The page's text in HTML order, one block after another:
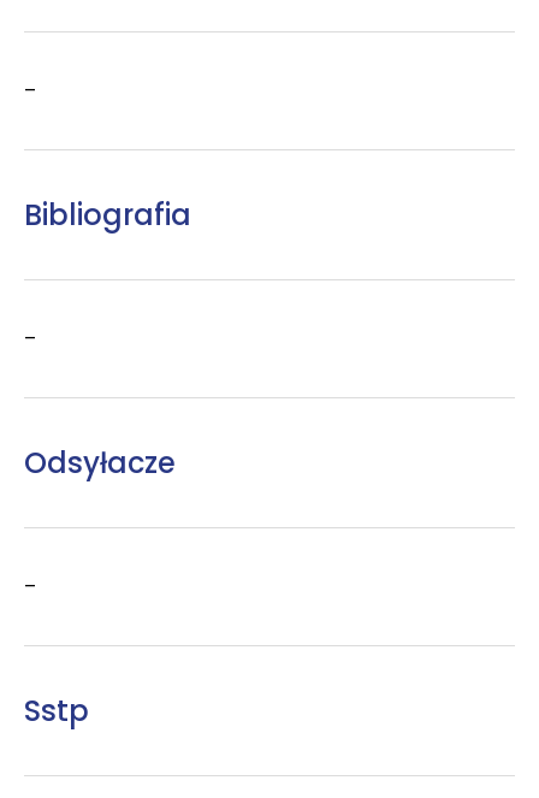
–
Bibliografia
–
Odsyłacze
–
Sstp